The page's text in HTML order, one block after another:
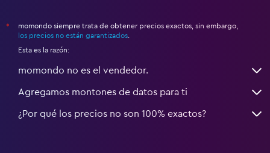
*
momondo siempre trata de obtener precios exactos, sin embargo,
los precios no están garantizados
Esta es la razón:
momondo no es el vendedor.
Agregamos montones de datos para ti
¿Por qué los precios no son 100% exactos?